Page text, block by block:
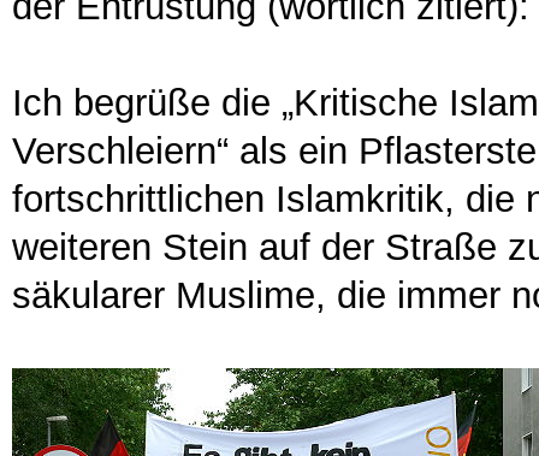
Ich begrüße die „Kritische
Verschleiern“ als ein
fortschrittlichen Islamkritik, die
weiteren Stein auf der Straße
säkularer Muslime, die immer